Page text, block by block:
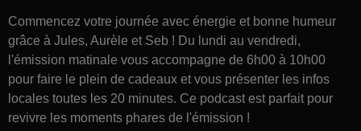
Commencez votre journée avec énergie et bonne humeur
grâce à Jules, Aurèle et Seb ! Du lundi au vendredi,
l'émission matinale vous accompagne de 6h00 à 10h00
pour faire le plein de cadeaux et vous présenter les infos
locales toutes les 20 minutes. Ce podcast est parfait pour
revivre les moments phares de l'émission !